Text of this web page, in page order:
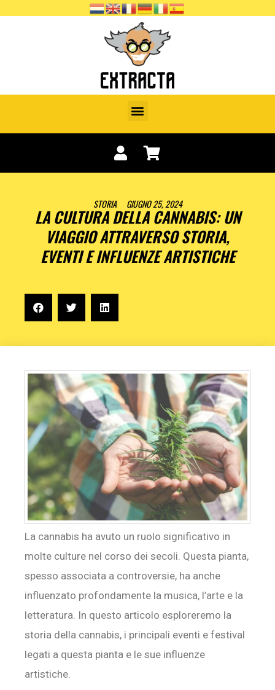
STORIA GIUGNO 25, 2024
LA CULTURA DELLA CANNABIS: UN
VIAGGIO ATTRAVERSO STORIA,
EVENTI E INFLUENZE ARTISTICHE
La cannabis ha avuto un ruolo significativo in
molte culture nel corso dei secoli. Questa pianta,
spesso associata a controversie, ha anche
influenzato profondamente la musica, l’arte e la
letteratura. In questo articolo esploreremo la
storia della cannabis, i principali eventi e festival
legati a questa pianta e le sue influenze
artistiche.